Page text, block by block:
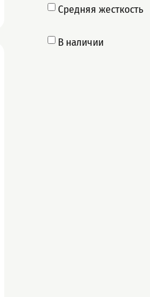
Средняя жесткость
В наличии